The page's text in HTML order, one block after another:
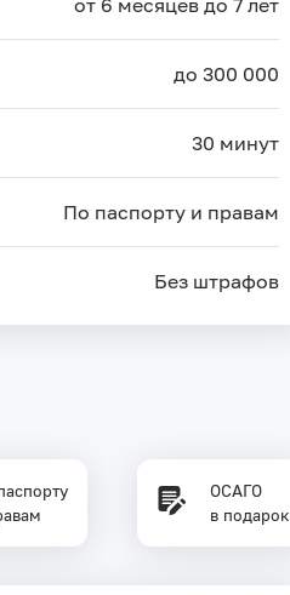
от 6 месяцев до 7 лет
до 300 000
30 минут
По паспорту и правам
Без штрафов
ОСАГО
в подарок